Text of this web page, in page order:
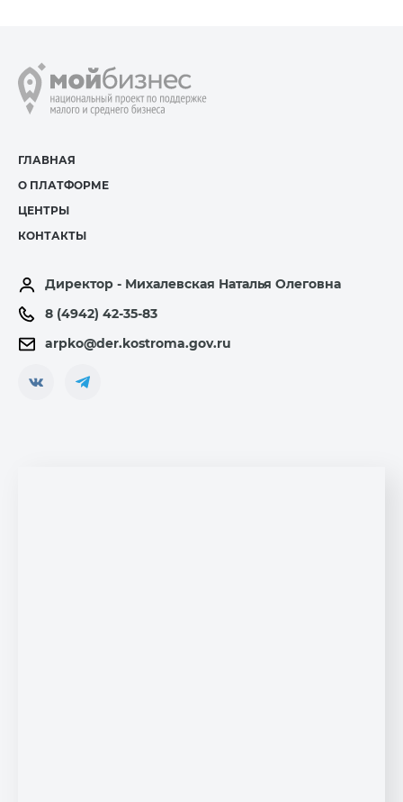
ГЛАВНАЯ
О ПЛАТФОРМЕ
ЦЕНТРЫ
КОНТАКТЫ
Директор - Михалевская Наталья Олеговна
8 (4942) 42-35-83
arpko@der.kostroma.gov.ru